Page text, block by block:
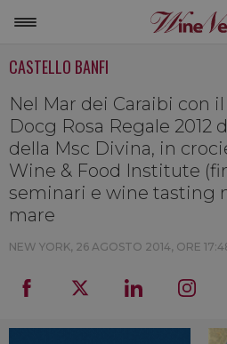
MONDO
NON SOLO
LA CANTINA DI
DICONO DI
CASTELLO BANFI
Nel Mar dei Caraibi con
Docg Rosa Regale 2012
della Msc Divina, in
Wine & Food Institute
seminari e wine tasting
mare
NEW YORK, 26 AGOSTO 2014, ORE